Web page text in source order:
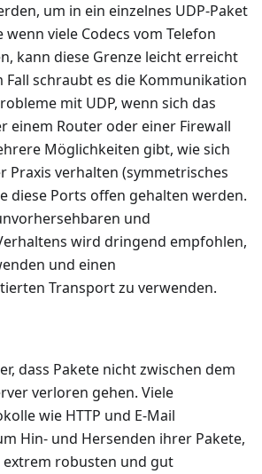
um in ein einzelnes UDP-Paket
wenn viele Codecs vom Telefon
kann diese Grenze leicht erreicht
Fall schraubt es die Kommunikation
mit UDP, wenn sich das
einem Router oder einer Firewall
Möglichkeiten gibt, wie sich
Praxis verhalten (symmetrisches
diese Ports offen gehalten werden.
und
wird dringend empfohlen,
und einen
Transport zu verwenden.
dass Pakete nicht zwischen dem
verloren gehen. Viele
wie HTTP und E-Mail
Hin- und Hersenden ihrer Pakete,
extrem robusten und gut